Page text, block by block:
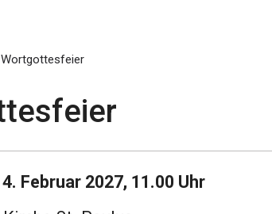
Wortgottesfeier
Februar 2027, 11.00 Uhr